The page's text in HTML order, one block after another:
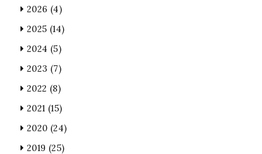
2026 (4)
2025 (14)
2024 (5)
2023 (7)
2022 (8)
2021 (15)
2020 (24)
2019 (25)